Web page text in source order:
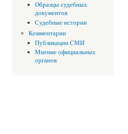
Образцы судебных
документов
Судебные истории
Комментарии
Публикации СМИ
Мнение официальных
органов